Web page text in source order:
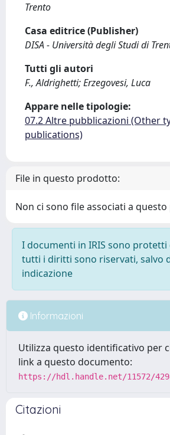
Trento
Casa editrice (Publisher)
DISA - Università degli Studi di
Tutti gli autori
F., Aldrighetti; Erzegovesi, Luca
Appare nelle tipologie:
07.2 Altre pubblicazioni (Other
publications)
File in questo prodotto:
Non ci sono file associati a
I documenti in IRIS sono
tutti i diritti sono riservati, salvo
indicazione
Informazioni
Utilizza questo identificativo per
link a questo documento:
https://hdl.handle.net/11572/
Citazioni